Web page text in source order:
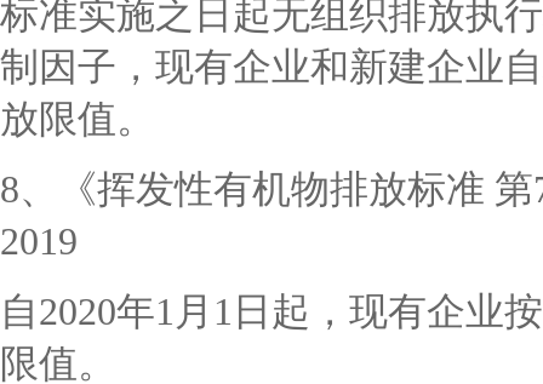
标准实施之日起无组织排放执
制因子，现有企业和新建企业
放限值。
8、《挥发性有机物排放标准
2019
自2020年1月1日起，现有企业
限值。